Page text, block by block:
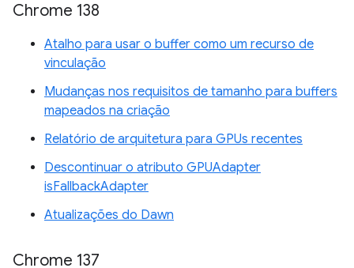
Chrome 138
Atalho para usar o buffer como um recurso de
vinculação
Mudanças nos requisitos de tamanho para buffers
mapeados na criação
Relatório de arquitetura para GPUs recentes
Descontinuar o atributo GPUAdapter
isFallbackAdapter
Atualizações do Dawn
Chrome 137